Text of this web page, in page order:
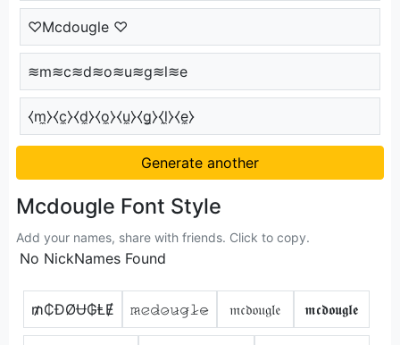
♡Mcdougle ♡
≋m≋c≋d≋o≋u≋g≋l≋e
⧼m̼⧽⧼c̼⧽⧼d̼⧽⧼o̼⧽⧼u̼⧽⧼g̼⧽⧼l̼⧽⧼e̼⧽
Generate another
Mcdougle Font Style
Add your names, share with friends. Click to copy.
No NickNames Found
₥₵ĐØɄ₲ⱠɆ 𝚖̷𝚌̷𝚍̷𝚘̷𝚞̷𝚐̷𝚕̷𝚎̷ 𝔪𝔠𝔡𝔬𝔲𝔤𝔩𝔢 𝖒𝖈𝖉𝖔𝖚𝖌𝖑𝖊